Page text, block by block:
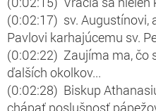
(0:02:17) sv. Augustínovi,
Pavlovi karhajúcemu sv.
(0:02:22) Zaujíma ma, čo
ďalších okolkov...
(0:02:28) Biskup
chápať poslušnosť